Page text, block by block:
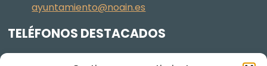
ayuntamiento@noain.es
TELÉFONOS DESTACADOS
605 834 045